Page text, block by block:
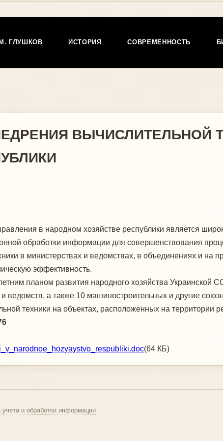
ГЛУШКОВ ИСТОРИЯ СОВРЕМЕННОСТЬ
ВЫЧИСЛИТЕЛЬНОЙ
в народном хозяйстве республики является
обработки информации для совершен­ствования
в министерствах и ведомствах, в объедине­ниях и на
эффективность.
пла­ном развития народного хозяйства Украинской
ведомств, а также 10 машиностроительных и другие
техники на объектах, расположенных на территории
(64 КБ)
и обработки информации